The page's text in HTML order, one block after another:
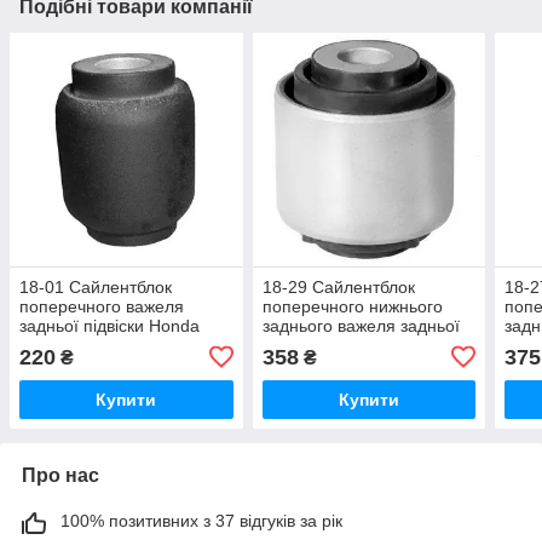
Подібні товари компанії
18-01 Сайлентблок
поперечного важеля
задньої підвіски Honda
52365SE0004;
52365SE0003
220 ₴
Купити
18-29 Сайлентблок
поперечного нижнього
заднього важеля задньої
підвіски внутрішній Honda
Accord 2002-2008; Acura
TSX; 52360SEAE10;
358₴
Купити
18-
375
Про нас
100% позитивних з 37 відгуків за рік